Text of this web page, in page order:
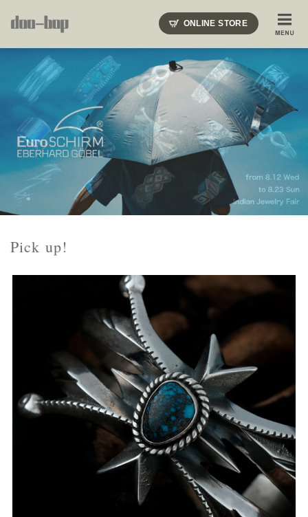
NAKAJIMA'S BLOG
TSUKAMOTO'S BLOG
COLUMN SNAP ACCESS CONTACT
ONLINE STORE
Pick up!